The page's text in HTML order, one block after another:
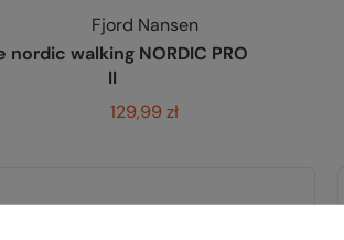
Fjord Nansen
nordic walking NORDIC PRO
II
129,99 zł